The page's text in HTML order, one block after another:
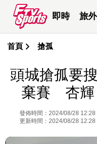
即時 旅外
首頁 搶孤
頭城搶孤要
棄賽 杏輝
發佈時間：2024/08/28 12:28
更新時間：2024/08/28 12:28